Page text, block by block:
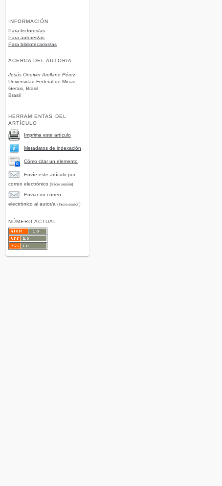
INFORMACIÓN
Para lectores/as
Para autores/as
Para bibliotecarios/as
ACERCA DEL AUTOR/A
Jesús Oneiver Arellano Pérez
Universidad Federal de Minas
Gerais, Brasil
Brasil
HERRAMIENTAS DEL
ARTÍCULO
Imprima este artículo
Metadatos de indexación
Cómo citar un elemento
Envíe este artículo por
correo electrónico (Inicie sesión)
Enviar un correo
electrónico al autor/a (Inicie sesión)
NÚMERO ACTUAL